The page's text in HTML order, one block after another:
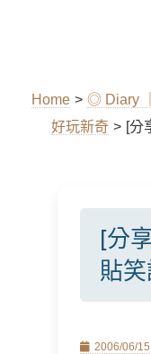
Home > ◎ Diary
好玩新奇 > [分
[分
貼笑
Posted
2006/06/15